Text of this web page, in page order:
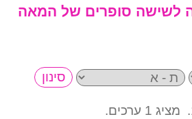
לשישה סופרים של המאה
מציג 1 ערכים.